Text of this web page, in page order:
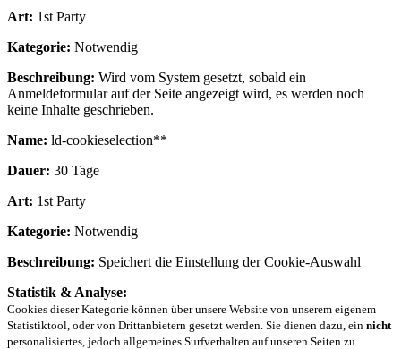
Art: 1st Party
Kategorie: Notwendig
Beschreibung: Wird vom System gesetzt, sobald ein
Anmeldeformular auf der Seite angezeigt wird, es werden noch
keine Inhalte geschrieben.
Name: ld-cookieselection**
Dauer: 30 Tage
Art: 1st Party
Kategorie: Notwendig
Beschreibung: Speichert die Einstellung der Cookie-Auswahl
Statistik & Analyse:
Cookies dieser Kategorie können über unsere Website von unserem eigenem
Statistiktool, oder von Drittanbietern gesetzt werden. Sie dienen dazu, ein nicht
personalisiertes, jedoch allgemeines Surfverhalten auf unseren Seiten zu